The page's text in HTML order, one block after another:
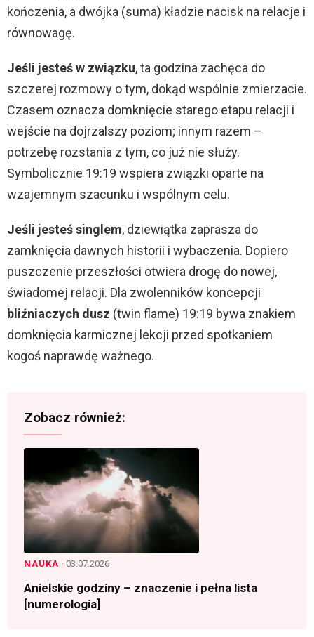
kończenia, a dwójka (suma) kładzie nacisk na relacje i
równowagę.
Jeśli jesteś w związku, ta godzina zachęca do
szczerej rozmowy o tym, dokąd wspólnie zmierzacie.
Czasem oznacza domknięcie starego etapu relacji i
wejście na dojrzalszy poziom; innym razem –
potrzebę rozstania z tym, co już nie służy.
Symbolicznie 19:19 wspiera związki oparte na
wzajemnym szacunku i wspólnym celu.
Jeśli jesteś singlem, dziewiątka zaprasza do
zamknięcia dawnych historii i wybaczenia. Dopiero
puszczenie przeszłości otwiera drogę do nowej,
świadomej relacji. Dla zwolenników koncepcji
bliźniaczych dusz (twin flame) 19:19 bywa znakiem
domknięcia karmicznej lekcji przed spotkaniem
kogoś naprawdę ważnego.
Zobacz również:
NAUKA · 03.07.2026
Anielskie godziny – znaczenie i pełna lista
[numerologia]